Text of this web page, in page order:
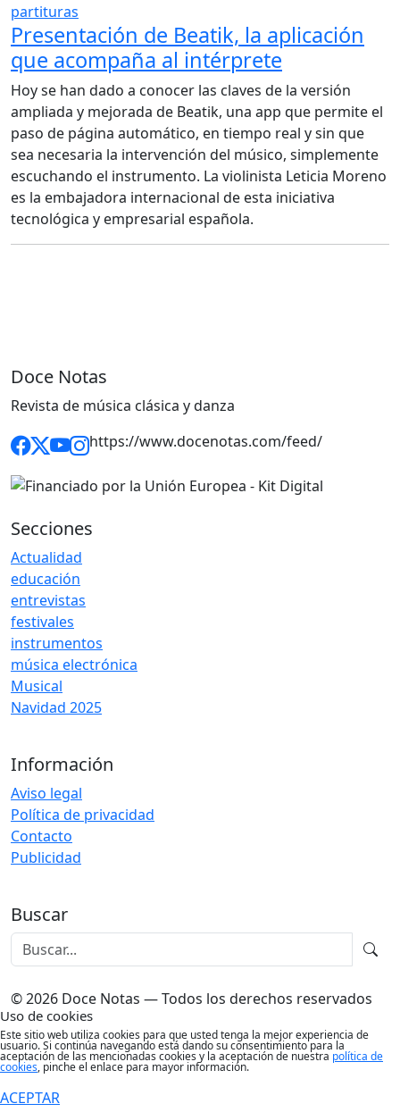
partituras
Presentación de Beatik, la aplicación
que acompaña al intérprete
Hoy se han dado a conocer las claves de la versión
ampliada y mejorada de Beatik, una app que permite el
paso de página automático, en tiempo real y sin que
sea necesaria la intervención del músico, simplemente
escuchando el instrumento. La violinista Leticia Moreno
es la embajadora internacional de esta iniciativa
tecnológica y empresarial española.
Doce Notas
Revista de música clásica y danza
https://www.docenotas.com/feed/
Secciones
Actualidad
educación
entrevistas
festivales
instrumentos
música electrónica
Musical
Navidad 2025
Información
Aviso legal
Política de privacidad
Contacto
Publicidad
Buscar
© 2026 Doce Notas — Todos los derechos reservados
Uso de cookies
Este sitio web utiliza cookies para que usted tenga la mejor experiencia de
usuario. Si continúa navegando está dando su consentimiento para la
aceptación de las mencionadas cookies y la aceptación de nuestra política de
cookies, pinche el enlace para mayor información.
ACEPTAR